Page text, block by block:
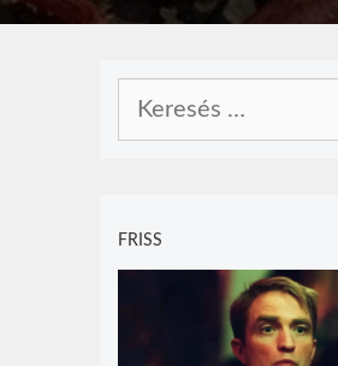
FRISS